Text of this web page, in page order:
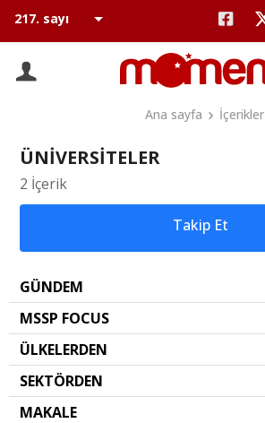
Ana sayfa İçerikler
ÜNİVERSİTELER
2 İçerik
Takip Et
GÜNDEM
MSSP FOCUS
ÜLKELERDEN
SEKTÖRDEN
MAKALE